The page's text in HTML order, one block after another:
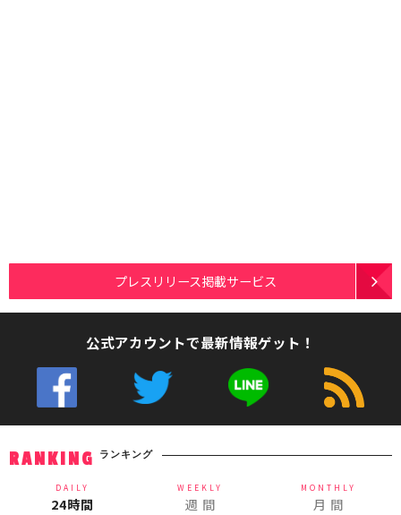
プレスリリース掲載サービス
公式アカウントで最新情報ゲット！
RANKING ランキング
DAILY
24時間
WEEKLY
週 間
MONTHLY
月 間